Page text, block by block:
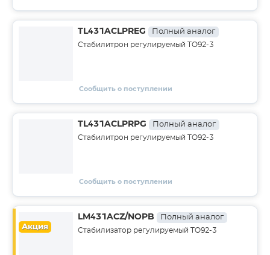
TL431ACLPREG Полный аналог
Стабилитрон регулируемый TO92-3
Сообщить о поступлении
TL431ACLPRPG Полный аналог
Стабилитрон регулируемый TO92-3
Сообщить о поступлении
Акция
LM431ACZ/NOPB Полный аналог
Стабилизатор регулируемый TO92-3